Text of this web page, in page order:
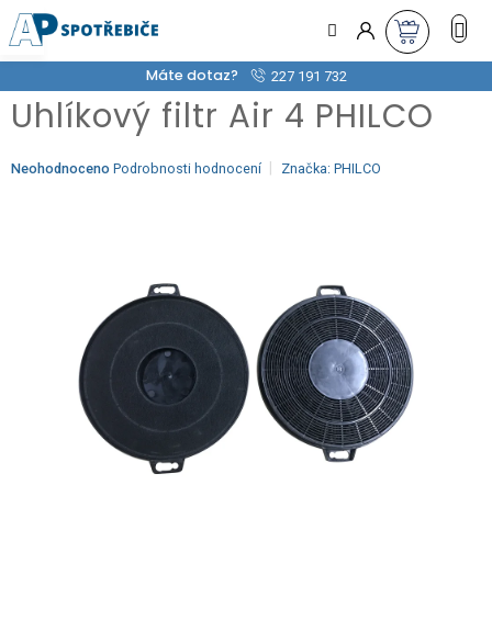
na
obsah
Máte dotaz? 227 191 732
Uhlíkový filtr Air 4 PHILCO
Průměrné
Neohodnoceno Podrobnosti hodnocení Značka: PHILCO